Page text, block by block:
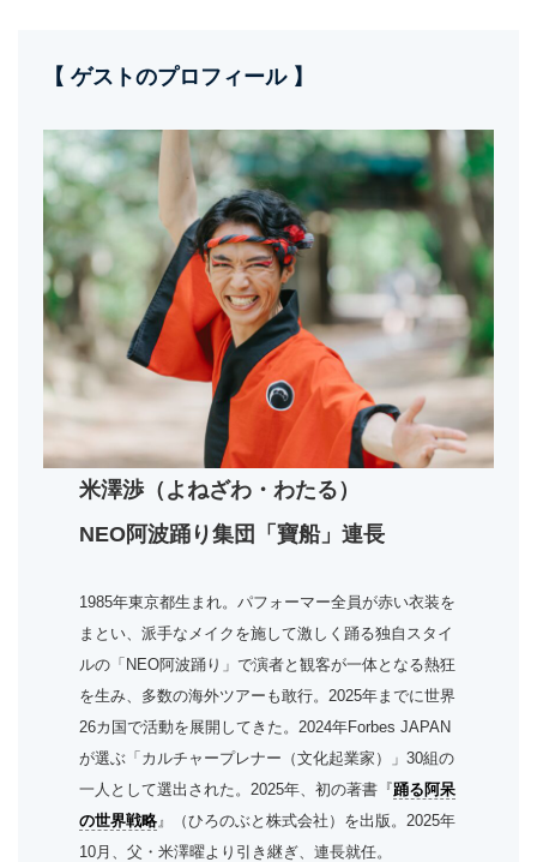
【 ゲストのプロフィール 】
米澤渉（よねざわ・わたる）
NEO阿波踊り集団「寶船」連長
1985年東京都生まれ。パフォーマー全員が赤い衣装を
まとい、派手なメイクを施して激しく踊る独自スタイ
ルの「NEO阿波踊り」で演者と観客が一体となる熱狂
を生み、多数の海外ツアーも敢行。2025年までに世界
26カ国で活動を展開してきた。2024年Forbes JAPAN
が選ぶ「カルチャープレナー（文化起業家）」30組の
一人として選出された。2025年、初の著書『踊る阿呆
の世界戦略 』（ひろのぶと株式会社）を出版。2025年
10月、父・米澤曜より引き継ぎ、連長就任。